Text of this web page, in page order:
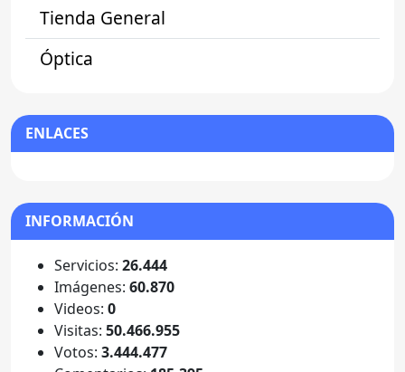
Tienda General
Óptica
ENLACES
INFORMACIÓN
Servicios: 26.444
Imágenes: 60.870
Videos: 0
Visitas: 50.466.955
Votos: 3.444.477